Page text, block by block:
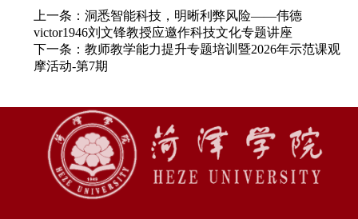
上一条：洞悉智能科技，明晰利弊风险——伟德
victor1946刘文锋教授应邀作科技文化专题讲座
下一条：教师教学能力提升专题培训暨2026年示范课观
摩活动-第7期